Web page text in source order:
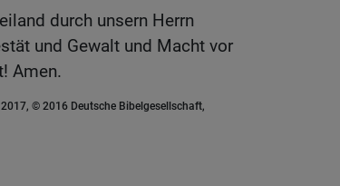
durch unsern Herrn
und Gewalt und Macht vor
Amen.
© 2016 Deutsche Bibelgesellschaft,